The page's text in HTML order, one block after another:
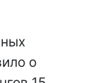
о